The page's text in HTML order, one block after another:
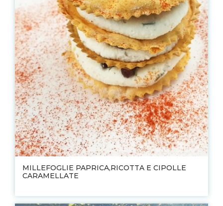
MILLEFOGLIE PAPRICA,RICOTTA E CIPOLLE
CARAMELLATE